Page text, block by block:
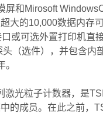
屏和Mirosoft
大的10,000数据内存
或可选外置打印机直
（选件），并包含内
。
激光粒子计数器，是
的成员。在此之前，